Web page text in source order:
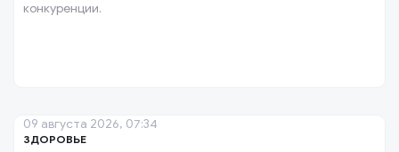
конкуренции.
ЗДОРОВЬЕ
09 августа 2026, 07:34